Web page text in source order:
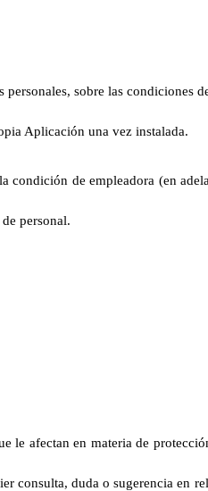
sobre las condiciones
Aplicación una vez instalada.
condición de empleadora (en
personal.
le afectan en materia de
consulta, duda o sugerencia en